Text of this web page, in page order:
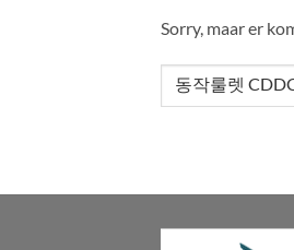
Sorry, maar er